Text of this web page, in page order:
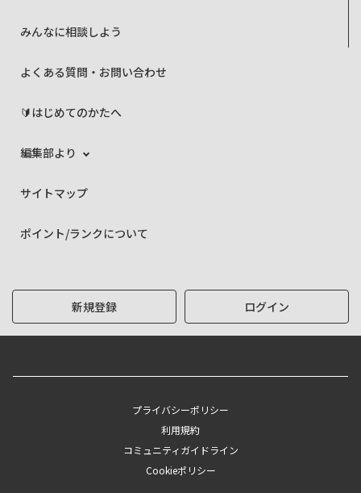
みんなに相談しよう
よくある質問・お問い合わせ
🔰はじめてのかたへ
編集部より
サイトマップ
ポイント/ランクについて
新規登録 ログイン
プライバシーポリシー
利用規約
コミュニティガイドライン
Cookieポリシー